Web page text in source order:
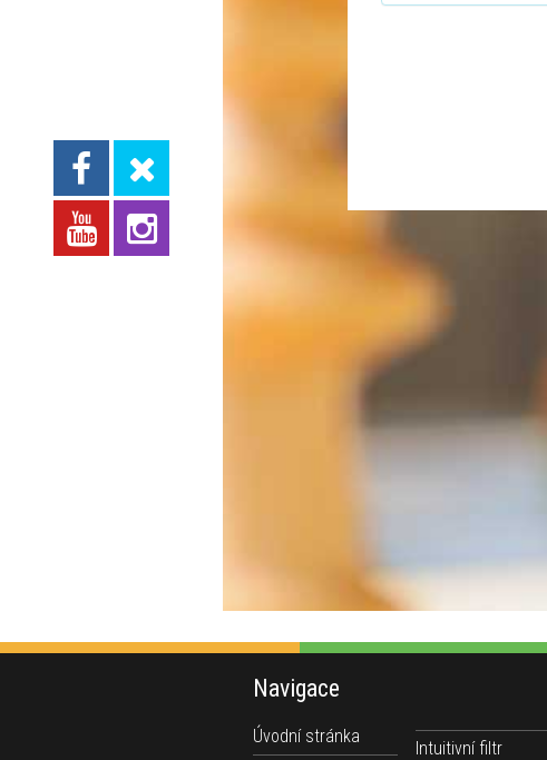
Navigace
Úvodní stránka
Intuitivní filtr